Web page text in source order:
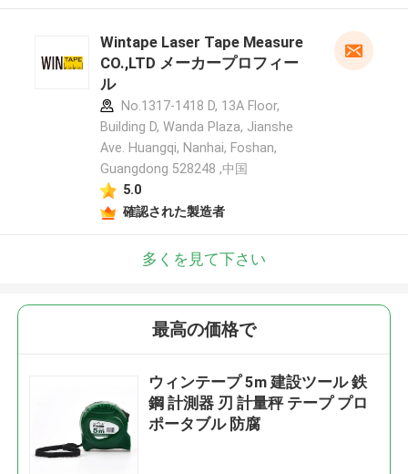
Wintape Laser Tape Measure
CO.,LTD メーカープロフィー
ル
No.1317-1418 D, 13A Floor,
Building D, Wanda Plaza, Jianshe
Ave. Huangqi, Nanhai, Foshan,
Guangdong 528248 ,中国
5.0
確認された製造者
多くを見て下さい
最高の価格で
ウィンテープ 5m 建設ツール 鉄
鋼 計測器 刃 計量秤 テープ プロ
ポータブル 防腐